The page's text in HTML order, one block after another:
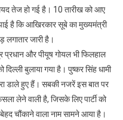
तेज हो गई है। 10 तारीख को आए
है कि आखिरकार सूबे का मुख्यमंत्री
लगातार जारी है।
प्रधान और पीयूष गोयल भी फिलहाल
बुलाया गया है। पुष्कर सिंह धामी
डाले हुए हैं। सबकी नजरें इस बात पर
लेने वाली है, जिसके लिए पार्टी को
चौंकाने वाला नाम सामने आया है।